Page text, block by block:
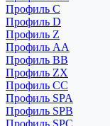
Профиль C
Профиль D
Профиль Z
Профиль АА
Профиль BB
Профиль ZX
Профиль CC
Профиль SPA
Профиль SPB
Профиль SPC